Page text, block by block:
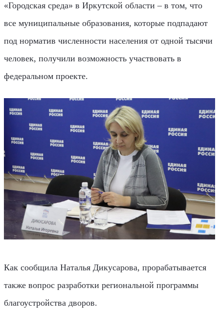
«Городская среда» в Иркутской области – в том, что
все муниципальные образования, которые подпадают
под норматив численности населения от одной тысячи
человек, получили возможность участвовать в
федеральном проекте.
Как сообщила Наталья Дикусарова, прорабатывается
также вопрос разработки региональной программы
благоустройства дворов.